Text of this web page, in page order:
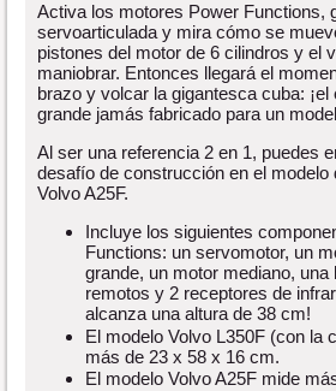
Activa los motores Power Functions,
servoarticulada y mira cómo se
pistones del motor de 6 cilindros y el
maniobrar. Entonces llegará el
brazo y volcar la gigantesca cuba: ¡el
grande jamás fabricado para un
Al ser una referencia 2 en 1, puedes
desafío de construcción en el modelo
Volvo A25F.
Incluye los siguientes
Functions: un servomotor, un
grande, un motor mediano, una
remotos y 2 receptores de
alcanza una altura de 38 cm!
El modelo Volvo L350F (con la
más de 23 x 58 x 16 cm.
El modelo Volvo A25F mide